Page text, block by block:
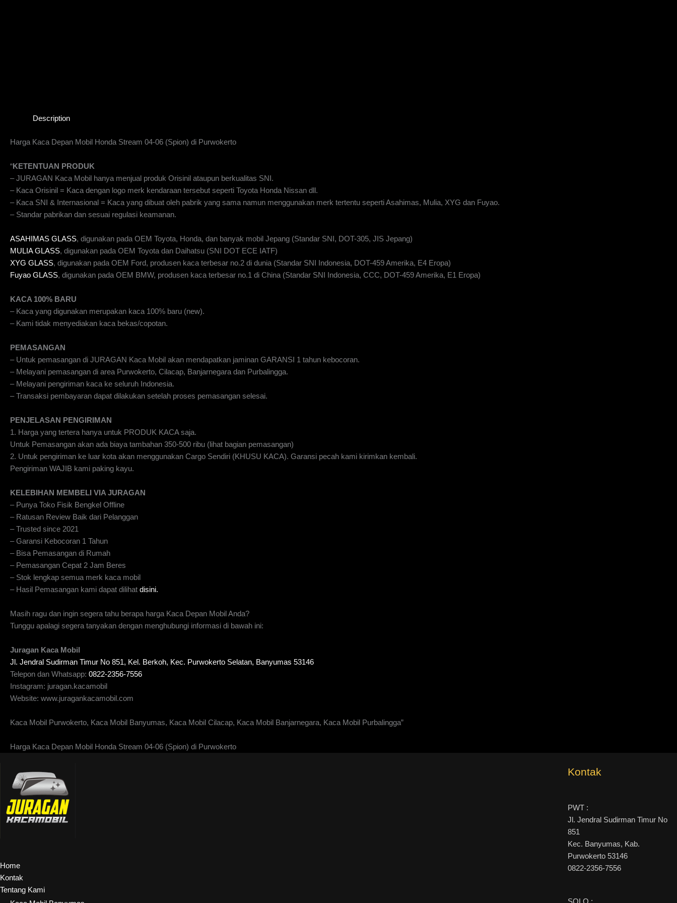
Description
Harga Kaca Depan Mobil Honda Stream 04-06 (Spion) di Purwokerto
“KETENTUAN PRODUK
– JURAGAN Kaca Mobil hanya menjual produk Orisinil ataupun berkualitas SNI.
– Kaca Orisinil = Kaca dengan logo merk kendaraan tersebut seperti Toyota Honda Nissan dll.
– Kaca SNI & Internasional = Kaca yang dibuat oleh pabrik yang sama namun menggunakan merk tertentu seperti Asahimas, Mulia, XYG dan Fuyao.
– Standar pabrikan dan sesuai regulasi keamanan.
ASAHIMAS GLASS, digunakan pada OEM Toyota, Honda, dan banyak mobil Jepang (Standar SNI, DOT-305, JIS Jepang)
MULIA GLASS, digunakan pada OEM Toyota dan Daihatsu (SNI DOT ECE IATF)
XYG GLASS, digunakan pada OEM Ford, produsen kaca terbesar no.2 di dunia (Standar SNI Indonesia, DOT-459 Amerika, E4 Eropa)
Fuyao GLASS, digunakan pada OEM BMW, produsen kaca terbesar no.1 di China (Standar SNI Indonesia, CCC, DOT-459 Amerika, E1 Eropa)
KACA 100% BARU
– Kaca yang digunakan merupakan kaca 100% baru (new).
– Kami tidak menyediakan kaca bekas/copotan.
PEMASANGAN
– Untuk pemasangan di JURAGAN Kaca Mobil akan mendapatkan jaminan GARANSI 1 tahun kebocoran.
– Melayani pemasangan di area Purwokerto, Cilacap, Banjarnegara dan Purbalingga.
– Melayani pengiriman kaca ke seluruh Indonesia.
– Transaksi pembayaran dapat dilakukan setelah proses pemasangan selesai.
PENJELASAN PENGIRIMAN
1. Harga yang tertera hanya untuk PRODUK KACA saja.
Untuk Pemasangan akan ada biaya tambahan 350-500 ribu (lihat bagian pemasangan)
2. Untuk pengiriman ke luar kota akan menggunakan Cargo Sendiri (KHUSU KACA). Garansi pecah kami kirimkan kembali.
Pengiriman WAJIB kami paking kayu.
KELEBIHAN MEMBELI VIA JURAGAN
– Punya Toko Fisik Bengkel Offline
– Ratusan Review Baik dari Pelanggan
– Trusted since 2021
– Garansi Kebocoran 1 Tahun
– Bisa Pemasangan di Rumah
– Pemasangan Cepat 2 Jam Beres
– Stok lengkap semua merk kaca mobil
– Hasil Pemasangan kami dapat dilihat disini.
Masih ragu dan ingin segera tahu berapa harga Kaca Depan Mobil Anda?
Tunggu apalagi segera tanyakan dengan menghubungi informasi di bawah ini:
Juragan Kaca Mobil
Jl. Jendral Sudirman Timur No 851, Kel. Berkoh, Kec. Purwokerto Selatan, Banyumas 53146
Telepon dan Whatsapp: 0822-2356-7556
Instagram: juragan.kacamobil
Website: www.juragankacamobil.com
Kaca Mobil Purwokerto, Kaca Mobil Banyumas, Kaca Mobil Cilacap, Kaca Mobil Banjarnegara, Kaca Mobil Purbalingga”
Harga Kaca Depan Mobil Honda Stream 04-06 (Spion) di Purwokerto
Home
Kontak
Tentang Kami
Kontak
PWT :
Jl. Jendral Sudirman Timur No
851
Kec. Banyumas, Kab.
Purwokerto 53146
0822-2356-7556
SOLO :